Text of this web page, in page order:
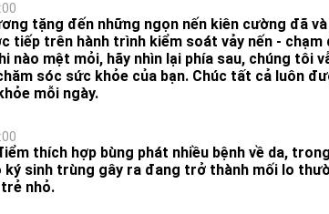
tặng đến những ngọn nến kiên cường đã
tiếp trên hành trình kiểm soát vảy nến - chạm
nào mệt mỏi, hãy nhìn lại phía sau, chúng tôi
sóc sức khỏe của bạn. Chúc tất cả luôn
mỗi ngày.
thích hợp bùng phát nhiều bệnh về da,
ký sinh trùng gây ra đang trở thành mối lo
nhỏ.